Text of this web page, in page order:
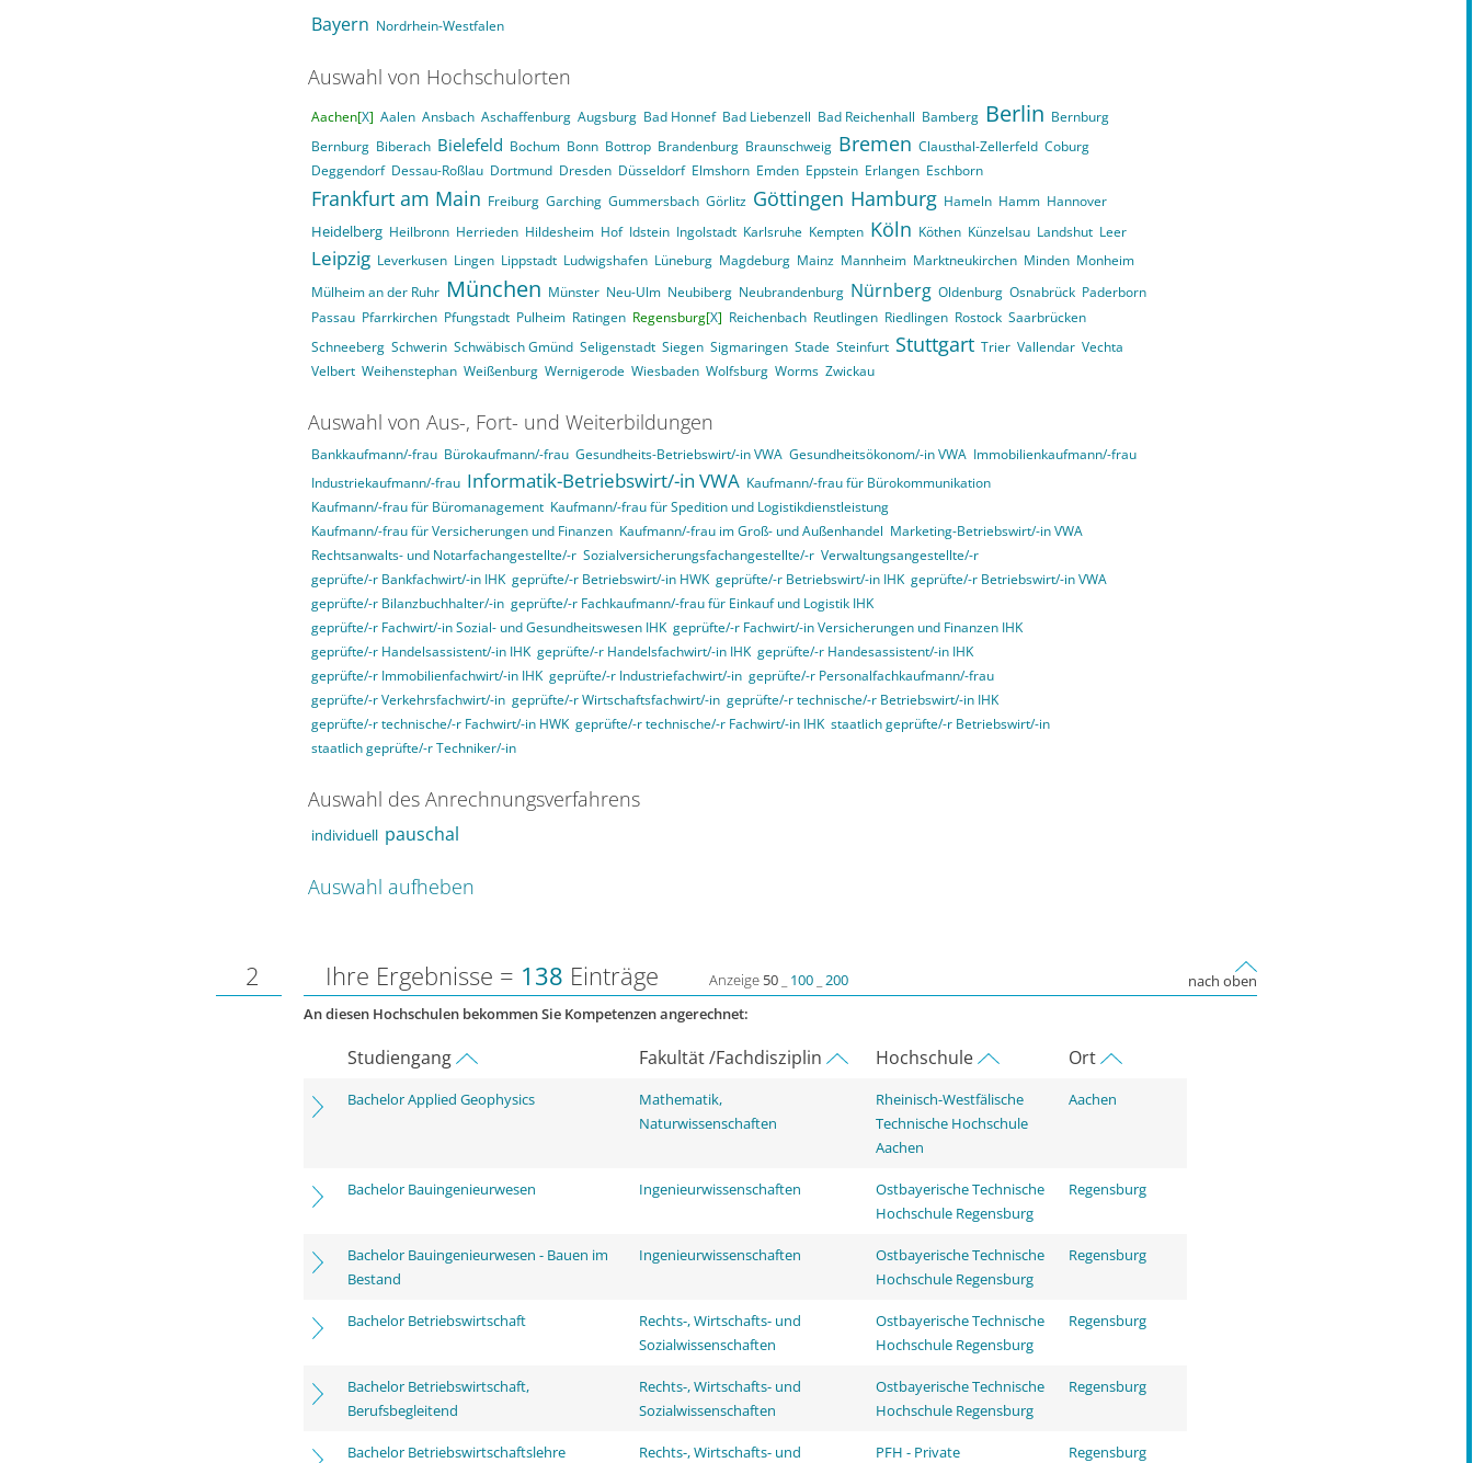
Bayern Nordrhein-Westfalen
Auswahl von Hochschulorten
Aachen[X] Aalen Ansbach Aschaffenburg Augsburg Bad Honnef Bad Liebenzell Bad Reichenhall Bamberg Berlin Bernburg
Bernburg Biberach Bielefeld Bochum Bonn Bottrop Brandenburg Braunschweig Bremen Clausthal-Zellerfeld Coburg
Deggendorf Dessau-Roßlau Dortmund Dresden Düsseldorf Elmshorn Emden Eppstein Erlangen Eschborn
Frankfurt am Main Freiburg Garching Gummersbach Görlitz Göttingen Hamburg Hameln Hamm Hannover
Heidelberg Heilbronn Herrieden Hildesheim Hof Idstein Ingolstadt Karlsruhe Kempten Köln Köthen Künzelsau Landshut Leer
Leipzig Leverkusen Lingen Lippstadt Ludwigshafen Lüneburg Magdeburg Mainz Mannheim Marktneukirchen Minden Monheim
Mülheim an der Ruhr München Münster Neu-Ulm Neubiberg Neubrandenburg Nürnberg Oldenburg Osnabrück Paderborn
Passau Pfarrkirchen Pfungstadt Pulheim Ratingen Regensburg[X] Reichenbach Reutlingen Riedlingen Rostock Saarbrücken
Schneeberg Schwerin Schwäbisch Gmünd Seligenstadt Siegen Sigmaringen Stade Steinfurt Stuttgart Trier Vallendar Vechta
Velbert Weihenstephan Weißenburg Wernigerode Wiesbaden Wolfsburg Worms Zwickau
Auswahl von Aus-, Fort- und Weiterbildungen
Bankkaufmann/-frau Bürokaufmann/-frau Gesundheits-Betriebswirt/-in VWA Gesundheitsökonom/-in VWA Immobilienkaufmann/-frau
Industriekaufmann/-frau Informatik-Betriebswirt/-in VWA Kaufmann/-frau für Bürokommunikation
Kaufmann/-frau für Büromanagement Kaufmann/-frau für Spedition und Logistikdienstleistung
Kaufmann/-frau für Versicherungen und Finanzen Kaufmann/-frau im Groß- und Außenhandel Marketing-Betriebswirt/-in VWA
Rechtsanwalts- und Notarfachangestellte/-r Sozialversicherungsfachangestellte/-r Verwaltungsangestellte/-r
geprüfte/-r Bankfachwirt/-in IHK geprüfte/-r Betriebswirt/-in HWK geprüfte/-r Betriebswirt/-in IHK geprüfte/-r Betriebswirt/-in VWA
geprüfte/-r Bilanzbuchhalter/-in geprüfte/-r Fachkaufmann/-frau für Einkauf und Logistik IHK
geprüfte/-r Fachwirt/-in Sozial- und Gesundheitswesen IHK geprüfte/-r Fachwirt/-in Versicherungen und Finanzen IHK
geprüfte/-r Handelsassistent/-in IHK geprüfte/-r Handelsfachwirt/-in IHK geprüfte/-r Handesassistent/-in IHK
geprüfte/-r Immobilienfachwirt/-in IHK geprüfte/-r Industriefachwirt/-in geprüfte/-r Personalfachkaufmann/-frau
geprüfte/-r Verkehrsfachwirt/-in geprüfte/-r Wirtschaftsfachwirt/-in geprüfte/-r technische/-r Betriebswirt/-in IHK
geprüfte/-r technische/-r Fachwirt/-in HWK geprüfte/-r technische/-r Fachwirt/-in IHK staatlich geprüfte/-r Betriebswirt/-in
staatlich geprüfte/-r Techniker/-in
Auswahl des Anrechnungsverfahrens
individuell pauschal
Auswahl aufheben
2 Ihre Ergebnisse = 138 Einträge Anzeige 50 100 200
nach oben
An diesen Hochschulen bekommen Sie Kompetenzen angerechnet:
Studiengang Fakultät /Fachdisziplin Hochschule Ort
Bachelor Applied Geophysics
Mathematik,
Naturwissenschaften
Rheinisch-Westfälische
Technische Hochschule
Aachen
Aachen
Bachelor Bauingenieurwesen Ingenieurwissenschaften
Ostbayerische Technische
Hochschule Regensburg
Regensburg
Bachelor Bauingenieurwesen - Bauen im
Bestand
Ingenieurwissenschaften
Ostbayerische Technische
Hochschule Regensburg
Regensburg
Bachelor Betriebswirtschaft
Rechts-, Wirtschafts- und
Sozialwissenschaften
Ostbayerische Technische
Hochschule Regensburg
Regensburg
Bachelor Betriebswirtschaft,
Berufsbegleitend
Rechts-, Wirtschafts- und
Sozialwissenschaften
Ostbayerische Technische
Hochschule Regensburg
Regensburg
Bachelor Betriebswirtschaftslehre
Rechts-, Wirtschafts- und
PFH - Private
Regensburg